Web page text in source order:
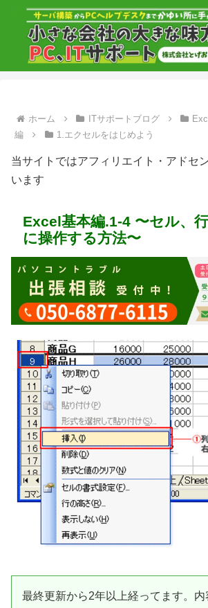
ホーム ITサポートブログ
編
1.エクセルをはじめよう
当サイトではアフィリエイト・アドセ
います
Excel基本編.1-4 〜セル、
に操作する方法〜
最終更新から2年以上経ってます。